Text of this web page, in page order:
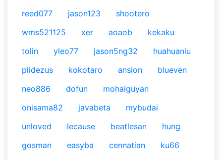
reed077
jason123
shootero
wms521125
xer aoaob
kekaku
tolin
yleo77 jason5ng32
huahuaniu
plidezus
kokotaro ansion
blueven
neo886
dofun
mohaiguyan
onisama82
javabeta
mybudai
unloved
lecause beatlesan
hung
gosman
easyba cennatian ku66